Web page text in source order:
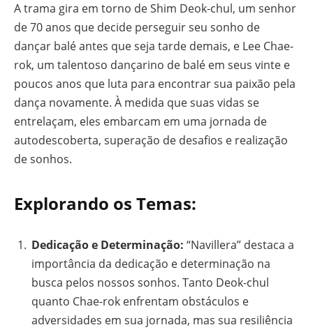
A trama gira em torno de Shim Deok-chul, um senhor
de 70 anos que decide perseguir seu sonho de
dançar balé antes que seja tarde demais, e Lee Chae-
rok, um talentoso dançarino de balé em seus vinte e
poucos anos que luta para encontrar sua paixão pela
dança novamente. À medida que suas vidas se
entrelaçam, eles embarcam em uma jornada de
autodescoberta, superação de desafios e realização
de sonhos.
Explorando os Temas:
Dedicação e Determinação: “Navillera” destaca a
importância da dedicação e determinação na
busca pelos nossos sonhos. Tanto Deok-chul
quanto Chae-rok enfrentam obstáculos e
adversidades em sua jornada, mas sua resiliência